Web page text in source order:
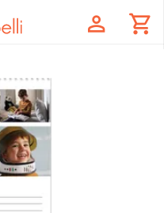
profile shopping_cart